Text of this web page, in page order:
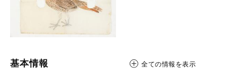
基本情報 全ての情報を表示